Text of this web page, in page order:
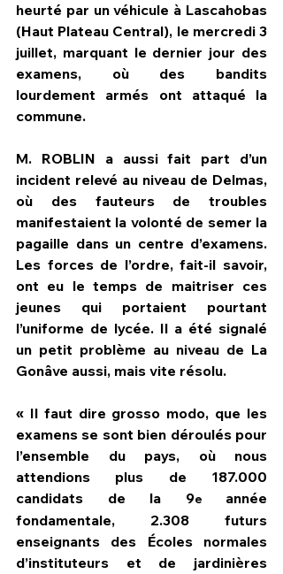
heurté par un véhicule à Lascahobas
(Haut Plateau Central), le mercredi 3
juillet, marquant le dernier jour des
examens, où des bandits
lourdement armés ont attaqué la
commune.
M. ROBLIN a aussi fait part d’un
incident relevé au niveau de Delmas,
où des fauteurs de troubles
manifestaient la volonté de semer la
pagaille dans un centre d’examens.
Les forces de l’ordre, fait-il savoir,
ont eu le temps de maitriser ces
jeunes qui portaient pourtant
l’uniforme de lycée. Il a été signalé
un petit problème au niveau de La
Gonâve aussi, mais vite résolu.
« Il faut dire grosso modo, que les
examens se sont bien déroulés pour
l’ensemble du pays, où nous
attendions plus de 187.000
candidats de la 9e année
fondamentale, 2.308 futurs
enseignants des Écoles normales
d’instituteurs et de jardinières